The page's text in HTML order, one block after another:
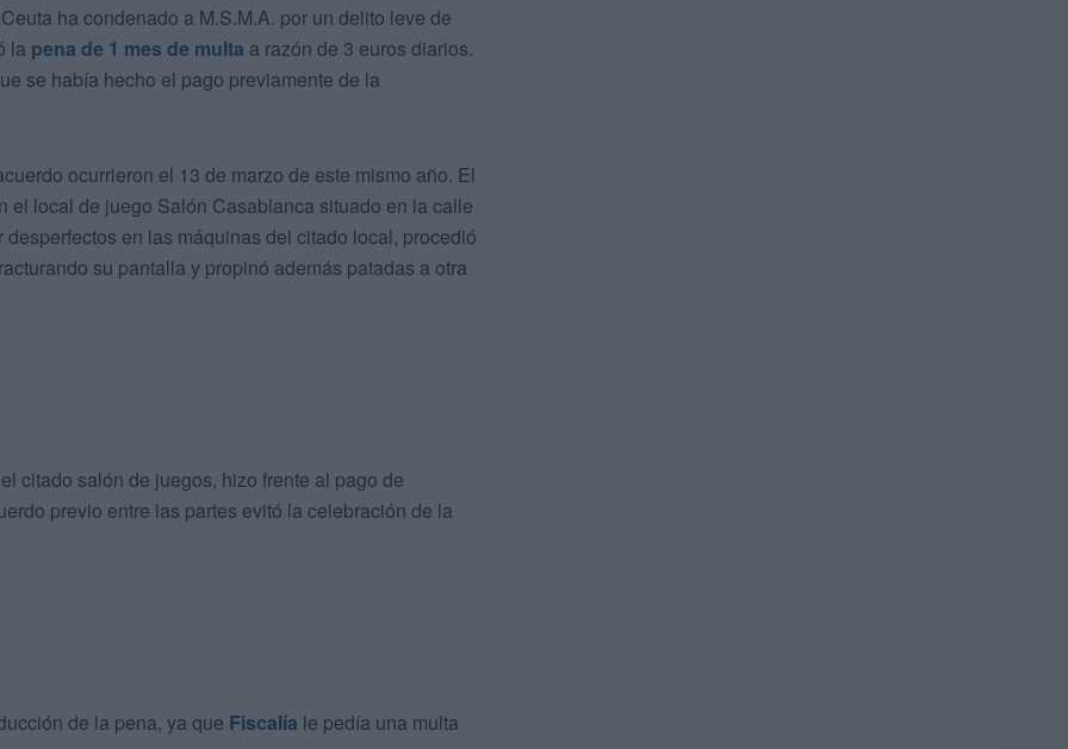
ha condenado a M.S.M.A. por un delito leve de
la pena de 1 mes de multa a razón de 3 euros diarios.
se había hecho el pago previamente de la
ocurrieron el 13 de marzo de este mismo año. El
el local de juego Salón Casablanca situado en la calle
en las máquinas del citado local, procedió
su pantalla y propinó además patadas a otra
citado salón de juegos, hizo frente al pago de
previo entre las partes evitó la celebración de la
de la pena, ya que Fiscalía le pedía una multa